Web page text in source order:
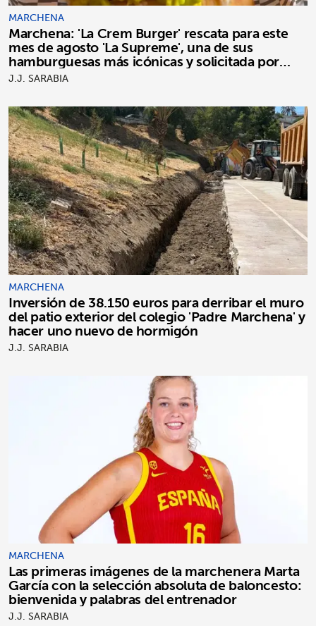
MARCHENA
Marchena: 'La Crem Burger' rescata para este
mes de agosto 'La Supreme', una de sus
hamburguesas más icónicas y solicitada por
clientes
J.J. SARABIA
MARCHENA
Inversión de 38.150 euros para derribar el muro
del patio exterior del colegio 'Padre Marchena' y
hacer uno nuevo de hormigón
J.J. SARABIA
MARCHENA
Las primeras imágenes de la marchenera Marta
García con la selección absoluta de baloncesto:
bienvenida y palabras del entrenador
J.J. SARABIA